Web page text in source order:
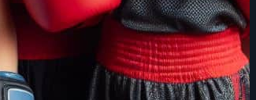
con cái đi gây